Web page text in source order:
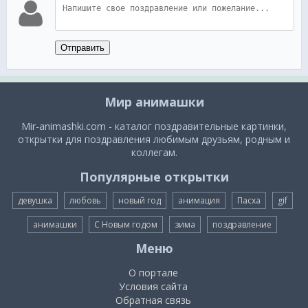
Отправить
Мир анимашки
Mir-animashki.com - каталог поздравительные картинки,
открытки для поздравления любимым друзьям, родным и
коллегам.
Популярные открытки
девушка любовь новый год анимация Пасха gif
анимашки С Новым годом зима поздравление
Меню
О портале
Условия сайта
Обратная связь